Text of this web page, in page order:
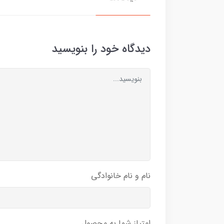
دیدگاه خود را بنویسید
نام و نام خانوادگی